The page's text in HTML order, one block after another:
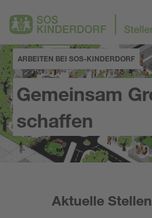
ARBEITEN BEI SOS-KINDERDORF
Gemeinsam
schaffen
Aktuelle